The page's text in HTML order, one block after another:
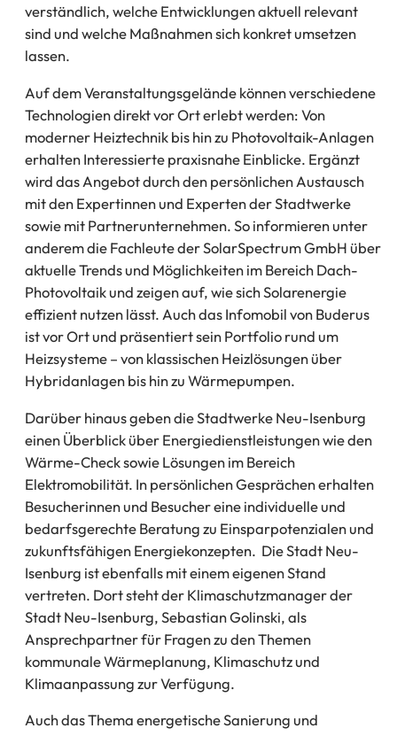
verständlich, welche Entwicklungen aktuell relevant
sind und welche Maßnahmen sich konkret umsetzen
lassen.
Auf dem Veranstaltungsgelände können verschiedene
Technologien direkt vor Ort erlebt werden: Von
moderner Heiztechnik bis hin zu Photovoltaik-Anlagen
erhalten Interessierte praxisnahe Einblicke. Ergänzt
wird das Angebot durch den persönlichen Austausch
mit den Expertinnen und Experten der Stadtwerke
sowie mit Partnerunternehmen. So informieren unter
anderem die Fachleute der SolarSpectrum GmbH über
aktuelle Trends und Möglichkeiten im Bereich Dach-
Photovoltaik und zeigen auf, wie sich Solarenergie
effizient nutzen lässt. Auch das Infomobil von Buderus
ist vor Ort und präsentiert sein Portfolio rund um
Heizsysteme – von klassischen Heizlösungen über
Hybridanlagen bis hin zu Wärmepumpen.
Darüber hinaus geben die Stadtwerke Neu-Isenburg
einen Überblick über Energiedienstleistungen wie den
Wärme-Check sowie Lösungen im Bereich
Elektromobilität. In persönlichen Gesprächen erhalten
Besucherinnen und Besucher eine individuelle und
bedarfsgerechte Beratung zu Einsparpotenzialen und
zukunftsfähigen Energiekonzepten. Die Stadt Neu-
Isenburg ist ebenfalls mit einem eigenen Stand
vertreten. Dort steht der Klimaschutzmanager der
Stadt Neu-Isenburg, Sebastian Golinski, als
Ansprechpartner für Fragen zu den Themen
kommunale Wärmeplanung, Klimaschutz und
Klimaanpassung zur Verfügung.
Auch das Thema energetische Sanierung und